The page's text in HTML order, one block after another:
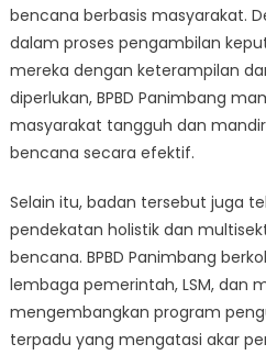
bencana berbasis masyarakat.
dalam proses pengambilan
mereka dengan keterampilan
diperlukan, BPBD Panimbang
masyarakat tangguh dan
bencana secara efektif.
Selain itu, badan tersebut juga
pendekatan holistik dan
bencana. BPBD Panimbang
lembaga pemerintah, LSM, dan
mengembangkan program
terpadu yang mengatasi akar